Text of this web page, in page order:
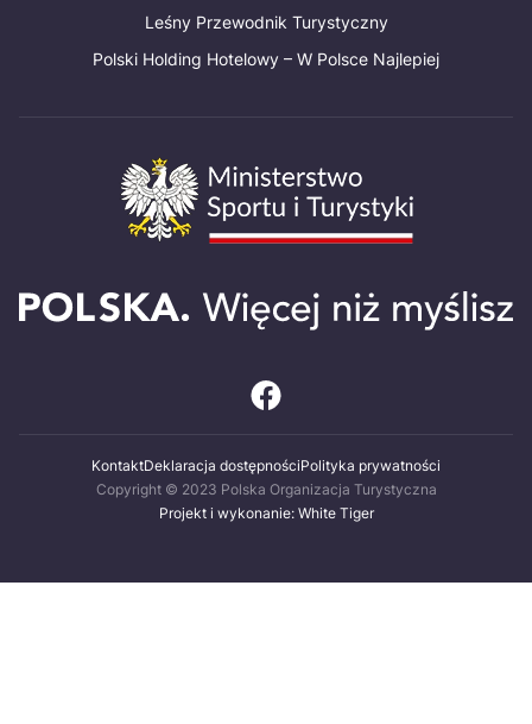
Leśny Przewodnik Turystyczny
Polski Holding Hotelowy – W Polsce Najlepiej
KontaktDeklaracja dostępnościPolityka prywatności
Copyright © 2023 Polska Organizacja Turystyczna
Projekt i wykonanie: White Tiger